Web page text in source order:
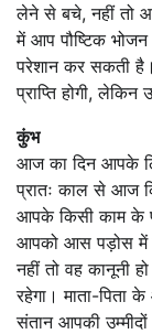
लेने से बचे, नहीं तो
में आप पौष्टिक
परेशान कर सकती है।
प्राप्ति होगी,
कुंभ
आज का दिन आपके
प्रातः काल से आज
आपके किसी काम के
आपको आस पड़ोस में
नहीं तो वह कानूनी
रहेगा। माता-पिता
संतान आपकी